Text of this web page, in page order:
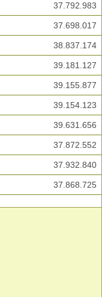
37.792.983
37.698.017
38.837.174
39.181.127
39.155.877
39.154.123
39.631.656
37.872.552
37.932.840
37.868.725